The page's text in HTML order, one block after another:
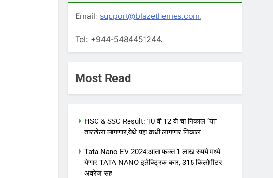
Email: support@blazethemes.com,
Tel: +944-5484451244.
Most Read
HSC & SSC Result: 10 वी 12 वी चा निकाल “या”
तारखेला लागणार,येथे पहा कधी लागणार निकाल
Tata Nano EV 2024:आता फक्त 1 लाख रुपये मध्ये
येणार TATA NANO इलेक्ट्रिक कार, 315 किलोमीटर
अवरेज सह